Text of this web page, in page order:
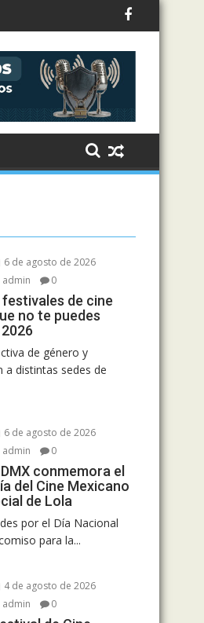
6 de agosto de 2026
admin
0
festivales de cine
no te puedes
de género y
a distintas sedes de
6 de agosto de 2026
admin
0
conmemora el
del Cine Mexicano
de Lola
por el Día Nacional
para la...
4 de agosto de 2026
admin
0